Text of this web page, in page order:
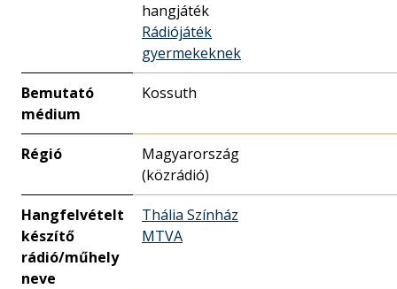
hangjáték
Rádiójáték
gyermekeknek
Bemutató
médium
Kossuth
Régió
Magyarország
(közrádió)
Hangfelvételt
készítő
rádió/műhely
neve
Thália Színház
MTVA